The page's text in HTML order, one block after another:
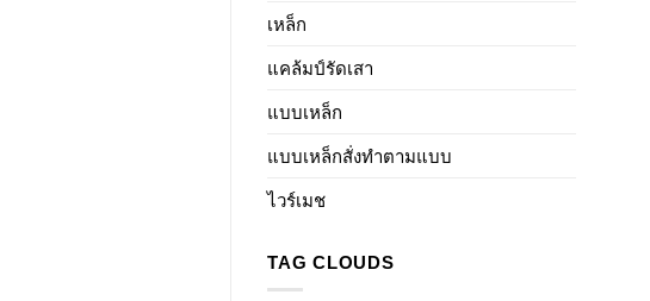
เหล็ก
แคล้มป์รัดเสา
แบบเหล็ก
แบบเหล็กสั่งทำตามแบบ
ไวร์เมช
TAG CLOUDS